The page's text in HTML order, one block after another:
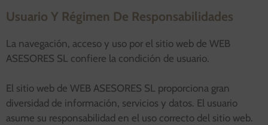
Usuario Y Régimen De Responsabilidades
La navegación, acceso y uso por el sitio web de WEB
ASESORES SL confiere la condición de usuario.
El sitio web de WEB ASESORES SL proporciona gran
diversidad de información, servicios y datos. El usuario
asume su responsabilidad en el uso correcto del sitio web.